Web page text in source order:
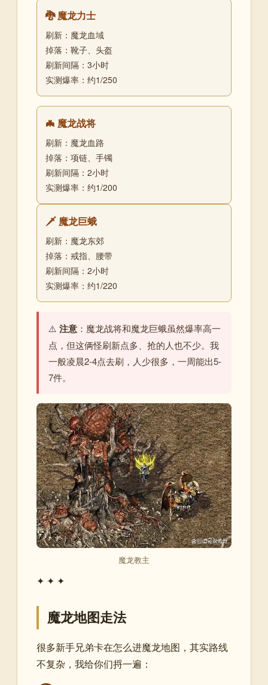
🐉 魔龙力士
刷新：魔龙血域
掉落：靴子、头盔
刷新间隔：3小时
实测爆率：约1/250
🦇 魔龙战将
刷新：魔龙血路
掉落：项链、手镯
刷新间隔：2小时
实测爆率：约1/200
🗡️ 魔龙巨蛾
刷新：魔龙东郊
掉落：戒指、腰带
刷新间隔：2小时
实测爆率：约1/220
⚠️ 注意 ：魔龙战将和魔龙巨蛾虽然爆率高一
点，但这俩怪刷新点多、抢的人也不少。我
一般凌晨2-4点去刷，人少很多，一周能出5-
7件。
魔龙教主
✦ ✦ ✦
魔龙地图走法
很多新手兄弟卡在怎么进魔龙地图，其实路线
不复杂，我给你们捋一遍：